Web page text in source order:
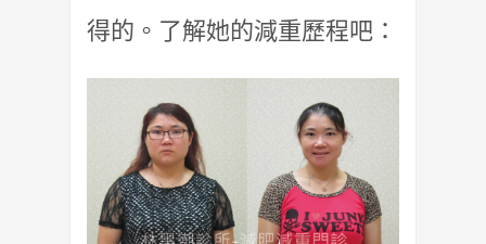
得的。了解她的減重歷程吧：